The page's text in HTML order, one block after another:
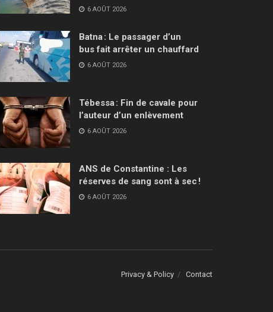
6 AOÛT 2026
Batna : Le passager d’un
bus fait arrêter un chauffard
6 AOÛT 2026
Tébessa : Fin de cavale pour
l’auteur d’un enlèvement
6 AOÛT 2026
ANS de Constantine : Les
réserves de sang sont à sec !
6 AOÛT 2026
Privacy & Policy Contact